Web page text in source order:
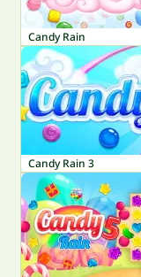
Candy Rain
Candy Rain 3